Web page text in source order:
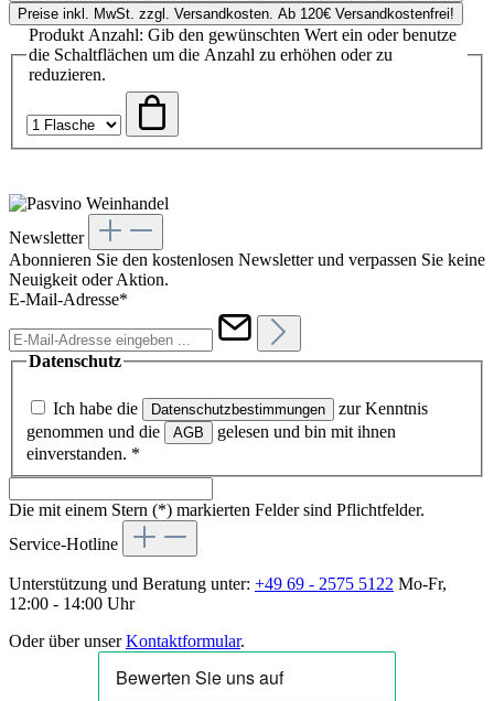
Preise inkl. MwSt. zzgl. Versandkosten. Ab 120€ Versandkostenfrei!
Produkt Anzahl: Gib den gewünschten Wert ein oder benutze
die Schaltflächen um die Anzahl zu erhöhen oder zu
reduzieren.
Newsletter
Abonnieren Sie den kostenlosen Newsletter und verpassen Sie keine
Neuigkeit oder Aktion.
E-Mail-Adresse*
Datenschutz
Ich habe die Datenschutzbestimmungen
zur Kenntnis
genommen und die
AGB
gelesen und bin mit ihnen
einverstanden. *
Die mit einem Stern (*) markierten Felder sind Pflichtfelder.
Service-Hotline
Unterstützung und Beratung unter: +49 69 - 2575 5122 Mo-Fr,
12:00 - 14:00 Uhr
Oder über unserKontaktformular.